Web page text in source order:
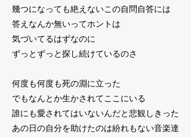
幾つになっても絶えないこの自問自答には
答えなんか無いってホントは
気づいてるはずなのに
ずっとずっと探し続けているのさ
何度も何度も死の淵に立った
でもなんとか生かされてここにいる
誰にも愛されてはいないんだと悲観しきった
あの日の自分を助けたのは紛れもない音楽達